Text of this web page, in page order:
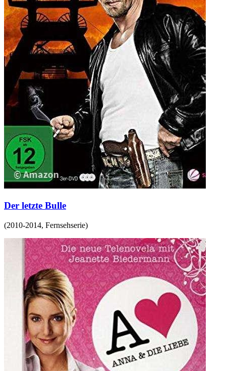
Der letzte Bulle
(2010-2014, Fernsehserie)